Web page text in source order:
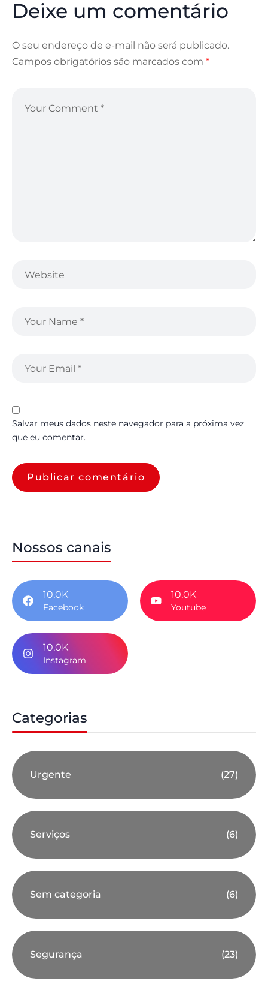
Deixe um comentário
O seu endereço de e-mail não será publicado.
Campos obrigatórios são marcados com *
Salvar meus dados neste navegador para a próxima vez
que eu comentar.
Nossos canais
10,0K
Facebook
10,0K
Youtube
10,0K
Instagram
Categorias
Urgente (27)
Serviços (6)
Sem categoria (6)
Segurança (23)